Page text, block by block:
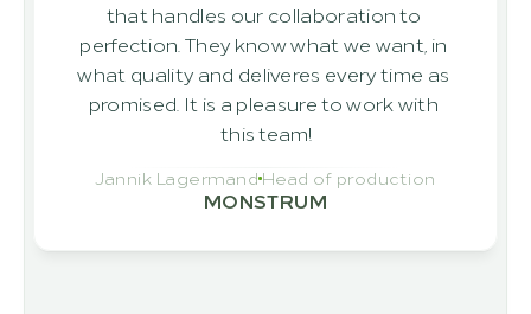
that handles our collaboration to
perfection. They know what we want, in
what quality and deliveres every time as
promised. It is a pleasure to work with
this team!
Jannik Lagermand Head of production
MONSTRUM